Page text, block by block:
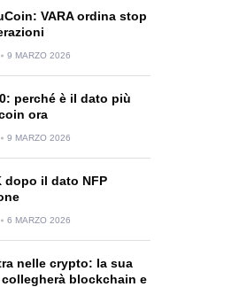
VARA ordina stop
9 MARZO 2026
perché è il dato più
ora
9 MARZO 2026
dopo il dato NFP
6 MARZO 2026
nelle crypto: la sua
blockchain e